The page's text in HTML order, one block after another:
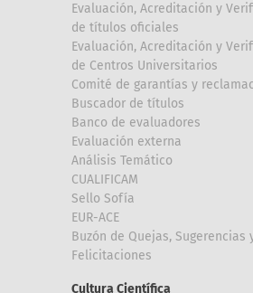
Evaluación, Acreditación y
de títulos oficiales
Evaluación, Acreditación y
de Centros Universitarios
Comité de garantías y
Buscador de títulos
Banco de evaluadores
Evaluación externa
Análisis Temático
CUALIFICAM
Sello Sofía
EUR-ACE
Buzón de Quejas, Sugerencias
Felicitaciones
Cultura Científica